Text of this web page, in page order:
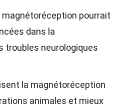
magnétoréception pourrait
dans la
troubles neurologiques
la magnétoréception
animales et mieux